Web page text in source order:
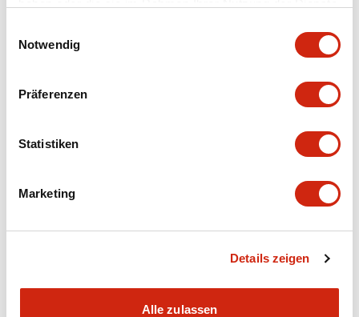
Notwendig
Präferenzen
Statistiken
Marketing
Details zeigen
Alle zulassen
Mounting and Installation Specifications
Dokumente und Dateien